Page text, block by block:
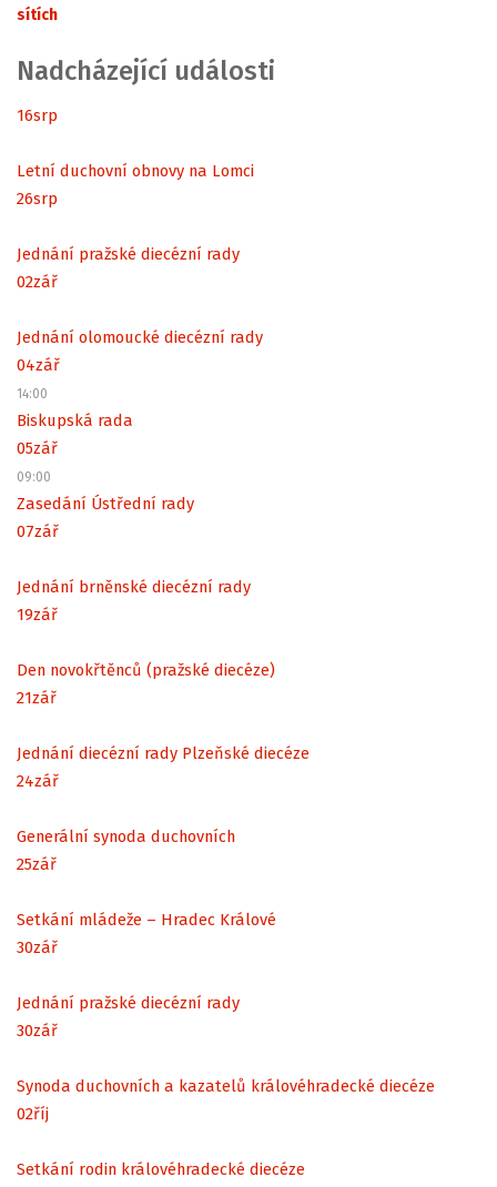
sítích
Nadcházející události
16srp
Letní duchovní obnovy na Lomci
26srp
Jednání pražské diecézní rady
02zář
Jednání olomoucké diecézní rady
04zář
14:00
Biskupská rada
05zář
09:00
Zasedání Ústřední rady
07zář
Jednání brněnské diecézní rady
19zář
Den novokřtěnců (pražské diecéze)
21zář
Jednání diecézní rady Plzeňské diecéze
24zář
Generální synoda duchovních
25zář
Setkání mládeže – Hradec Králové
30zář
Jednání pražské diecézní rady
30zář
Synoda duchovních a kazatelů královéhradecké diecéze
02říj
Setkání rodin královéhradecké diecéze